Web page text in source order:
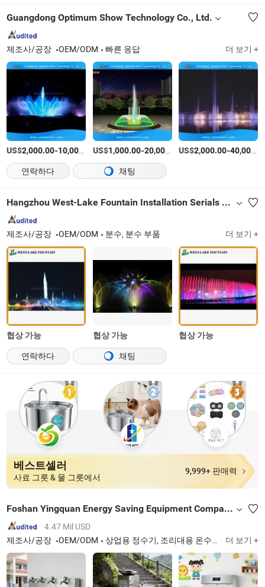
Guangdong Optimum Show Technology Co., Ltd.
제조사/공장 OEM/ODM 빠른 응답 더 보기 +
US$2,000.00-10,000.00 /세트
US$1,000.00-20,000.00 /세트
US$2,000.00-40,000.00
연락하다 채팅
Hangzhou West-Lake Fountain Installation Serials Co., Ltd.
제조사/공장 OEM/ODM 분수, 분수 부품 더 보기 +
협상 가능 협상 가능
협상 가능
연락하다
채팅
베스트셀러
사료 그릇 & 물 그릇에서
9,999+ 판매력
Foshan Yingquan Energy Saving Equipment Company Limited
4.47 Mil USD
제조사/공장
OEM/ODM 상업용 정수기, 조리대용 온수 및 냉수 정수기, 바 카운터용 정수기, 야외 공공 수돗가, 끓는 물 히터, 커피 머신, 병입수 정수기, I 더 보기 +